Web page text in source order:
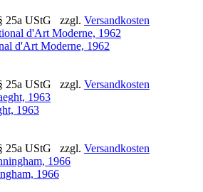
25a UStG zzgl. Versandkosten
d'Art Moderne, 1962
25a UStG zzgl. Versandkosten
1963
25a UStG zzgl. Versandkosten
1966